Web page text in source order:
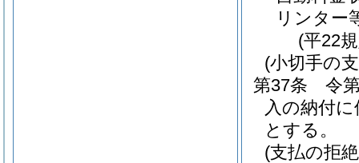
リンター
(平22
(小切手の
第37条
令
入の納付
とする。
(支払の拒